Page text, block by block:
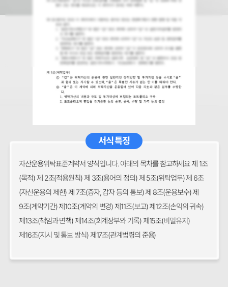
서식 특징
자산운용위탁표준계약서 양식입니다. 아래의 목차를 참고하세요 제 1조
(목적) 제 2조(적용원칙) 제 3조(용어의 정의) 제 5조(위탁업무) 제 6조
(자산운용의 제한) 제 7조(증자, 감자 등의 통보) 제 8조(운용보수) 제
9조(계약기간) 제10조(계약의 변경) 제11조(보고) 제12조(손익의 귀속)
제13조(책임과 면책) 제14조(회계장부와 기록) 제15조(비밀유지)
제16조(지시 및 통보 방식) 제17조(관계법령의 준용)